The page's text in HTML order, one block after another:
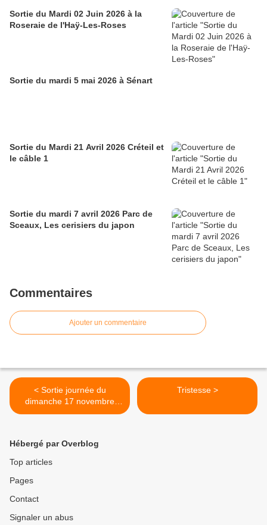
Sortie du Mardi 02 Juin 2026 à la
Roseraie de l'Haÿ-Les-Roses
Sortie du mardi 5 mai 2026 à Sénart
Sortie du Mardi 21 Avril 2026 Créteil et
le câble 1
Sortie du mardi 7 avril 2026 Parc de
Sceaux, Les cerisiers du japon
Commentaires
Ajouter un commentaire
< Sortie journée du
dimanche 17 novembre
2024 Villeneuve-le-Comte
Tristesse >
Hébergé par Overblog
Top articles
Pages
Contact
Signaler un abus